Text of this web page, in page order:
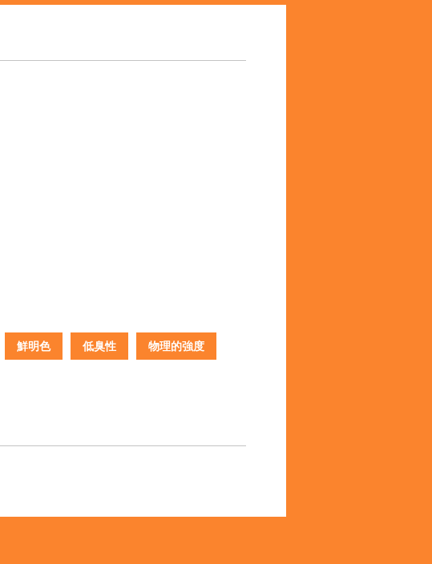
鮮明色 低臭性 物理的強度